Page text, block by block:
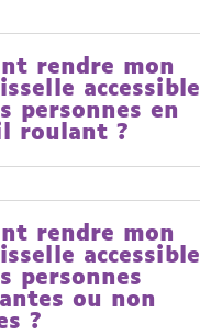
rendre mon
accessible
personnes en
roulant ?
rendre mon
accessible
personnes
ou non
?